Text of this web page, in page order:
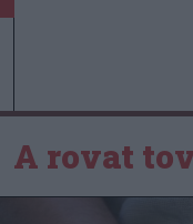
A rovat